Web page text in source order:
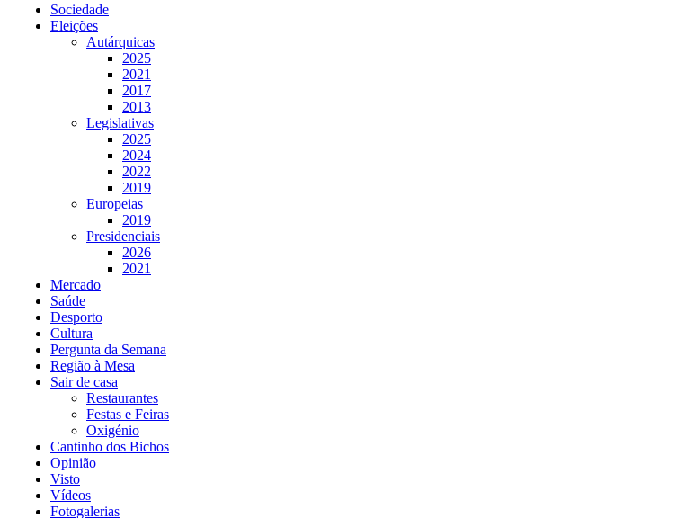
Sociedade
Eleições
Autárquicas
2025
2021
2017
2013
Legislativas
2025
2024
2022
2019
Europeias
2019
Presidenciais
2026
2021
Mercado
Saúde
Desporto
Cultura
Pergunta da Semana
Região à Mesa
Sair de casa
Restaurantes
Festas e Feiras
Oxigénio
Cantinho dos Bichos
Opinião
Visto
Vídeos
Fotogalerias